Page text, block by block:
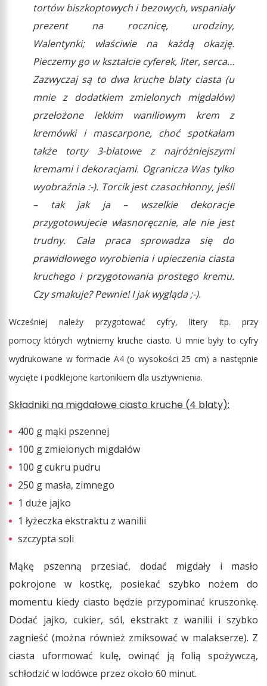
tortów biszkoptowych i bezowych, wspaniały
prezent na rocznicę, urodziny,
Walentynki; właściwie na każdą okazję.
Pieczemy go w kształcie cyferek, liter, serca…
Zazwyczaj są to dwa kruche blaty ciasta (u
mnie z dodatkiem zmielonych migdałów)
przełożone lekkim waniliowym krem z
kremówki i mascarpone, choć spotkałam
także torty 3-blatowe z najróżniejszymi
kremami i dekoracjami. Ogranicza Was tylko
wyobraźnia :-). Torcik jest czasochłonny, jeśli
– tak jak ja – wszelkie dekoracje
przygotowujecie własnoręcznie, ale nie jest
trudny. Cała praca sprowadza się do
prawidłowego wyrobienia i upieczenia ciasta
kruchego i przygotowania prostego kremu.
Czy smakuje? Pewnie! I jak wygląda ;-).
Wcześniej należy przygotować cyfry, litery itp. przy
pomocy których wytniemy kruche ciasto. U mnie były to cyfry
wydrukowane w formacie A4 (o wysokości 25 cm) a następnie
wycięte i podklejone kartonikiem dla usztywnienia.
Składniki na migdałowe ciasto kruche (4 blaty):
400 g mąki pszennej
100 g zmielonych migdałów
100 g cukru pudru
250 g masła, zimnego
1 duże jajko
1 łyżeczka ekstraktu z wanilii
szczypta soli
Mąkę pszenną przesiać, dodać migdały i masło
pokrojone w kostkę, posiekać szybko nożem do
momentu kiedy ciasto będzie przypominać kruszonkę.
Dodać jajko, cukier, sól, ekstrakt z wanilii i szybko
zagnieść (można również zmiksować w malakserze). Z
ciasta uformować kulę, owinąć ją folią spożywczą,
schłodzić w lodówce przez około 60 minut.